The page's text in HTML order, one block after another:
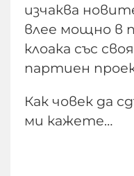
изчаква
влее мощно в
клоака със
партиен
Как човек да
ми кажете…